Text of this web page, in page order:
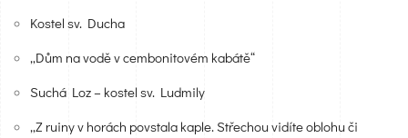
Kostel sv. Ducha
„Dům na vodě v cembonitovém kabátě“
Suchá Loz – kostel sv. Ludmily
„Z ruiny v horách povstala kaple. Střechou vidíte oblohu či